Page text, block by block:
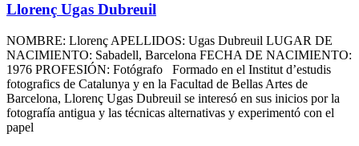
Llorenç Ugas Dubreuil
NOMBRE: Llorenç APELLIDOS: Ugas Dubreuil LUGAR DE
NACIMIENTO: Sabadell, Barcelona FECHA DE NACIMIENTO:
1976 PROFESIÓN: Fotógrafo Formado en el Institut d’estudis
fotografics de Catalunya y en la Facultad de Bellas Artes de
Barcelona, Llorenç Ugas Dubreuil se interesó en sus inicios por la
fotografía antigua y las técnicas alternativas y experimentó con el
papel